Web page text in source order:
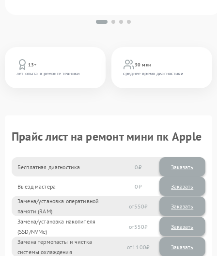
13+
лет опыта в ремонте техники
30 мин
среднее время диагностики
Прайс лист на ремонт мини пк Apple
Бесплатная диагностика 0 Заказать
Выезд мастера 0 Заказать
Замена/установка оперативной
памяти (RAM)
550
Замена/установка накопителя
(SSD/NVMe)
550
Замена термопасты и чистка
системы охлаждения
1100